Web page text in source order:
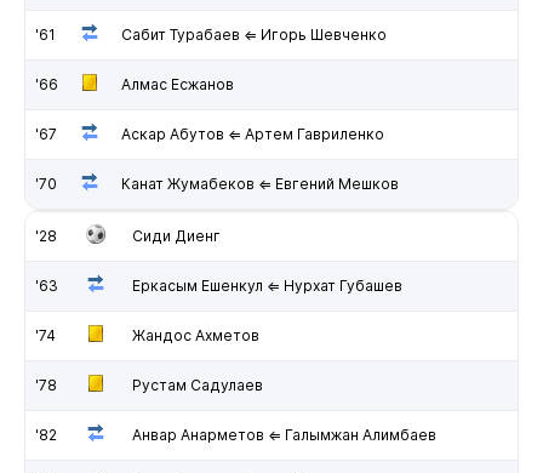
'61 Сабит Турабаев ⇐ Игорь Шевченко
'66 Алмас Есжанов
'67 Аскар Абутов ⇐ Артем Гавриленко
'70 Канат Жумабеков ⇐ Евгений Мешков
'28 Сиди Диенг
'63 Еркасым Ешенкул ⇐ Нурхат Губашев
'74 Жандос Ахметов
'78 Рустам Садулаев
'82 Анвар Анарметов ⇐ Галымжан Алимбаев